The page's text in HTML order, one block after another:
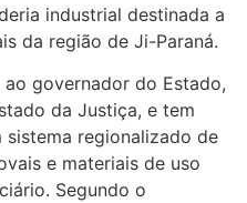
industrial destinada a
da região de Ji-Paraná.
governador do Estado,
da Justiça, e tem
regionalizado de
e materiais de uso
Segundo o